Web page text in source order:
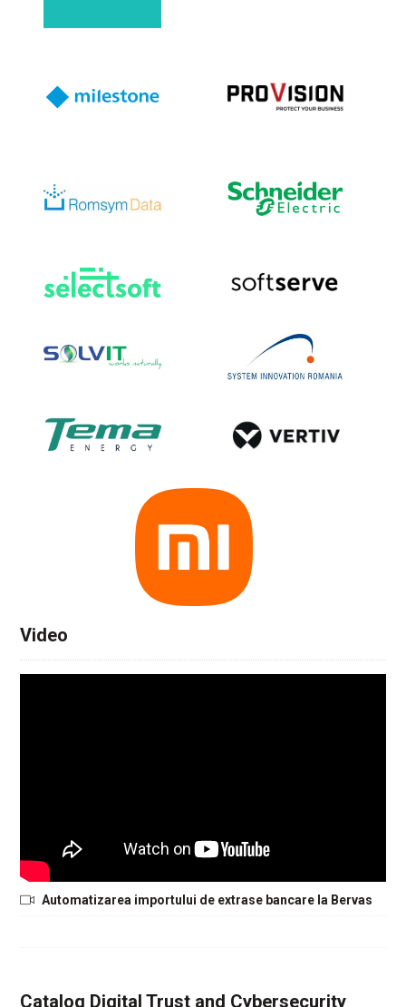
Video
Automatizarea importului de extrase bancare la Bervas
Catalog Digital Trust and Cybersecurity